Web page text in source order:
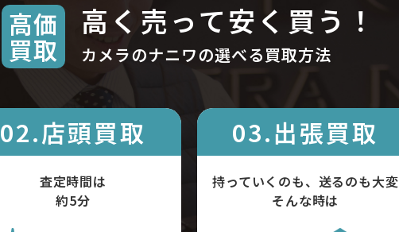
高価
買取
高く売って安く買う！
カメラのナニワの選べる買取方法
02.店頭買取
査定時間は
約5分
03.出張買取
持っていくのも、送るのも大変
そんな時は